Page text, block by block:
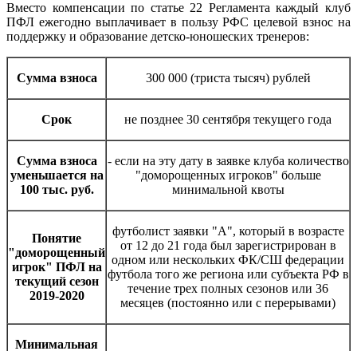
Вместо компенсации по статье 22 Регламента каждый клуб
ПФЛ ежегодно выплачивает в пользу РФС целевой взнос на
поддержку и образование детско-юношеских тренеров:
Сумма взноса 300 000 (триста тысяч) рублей
Срок не позднее 30 сентября текущего года
Сумма взноса
уменьшается на
100 тыс. руб.
- если на эту дату в заявке клуба количество
"доморощенных игроков" больше
минимальной квоты
Понятие
"доморощенный
игрок" ПФЛ на
текущий сезон
2019-2020
футболист заявки "А", который в возрасте
от 12 до 21 года был зарегистрирован в
одном или нескольких ФК/СШ федерации
футбола того же региона или субъекта РФ в
течение трех полных сезонов или 36
месяцев (постоянно или с перерывами)
Минимальная